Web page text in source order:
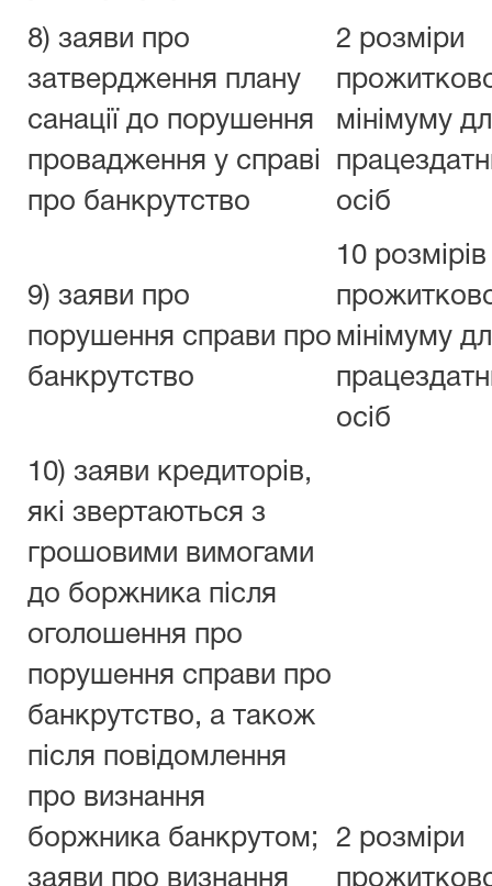
8) заяви про
затвердження плану
санації до порушення
провадження у справі
про банкрутство
2 розміри
мінімуму
осіб
9) заяви про
порушення справи про
банкрутство
10 розмірів
мінімуму
осіб
10) заяви кредиторів,
які звертаються з
грошовими вимогами
до боржника після
оголошення про
порушення справи про
банкрутство, а також
після повідомлення
про визнання
боржника банкрутом;
заяви про визнання
2 розміри